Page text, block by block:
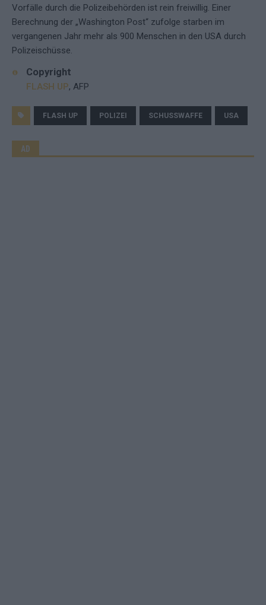
Vorfälle durch die Polizeibehörden ist rein freiwillig. Einer
Berechnung der „Washington Post“ zufolge starben im
vergangenen Jahr mehr als 900 Menschen in den USA durch
Polizeischüsse.
Copyright
FLASH UP, AFP
FLASH UP POLIZEI SCHUSSWAFFE USA
AD